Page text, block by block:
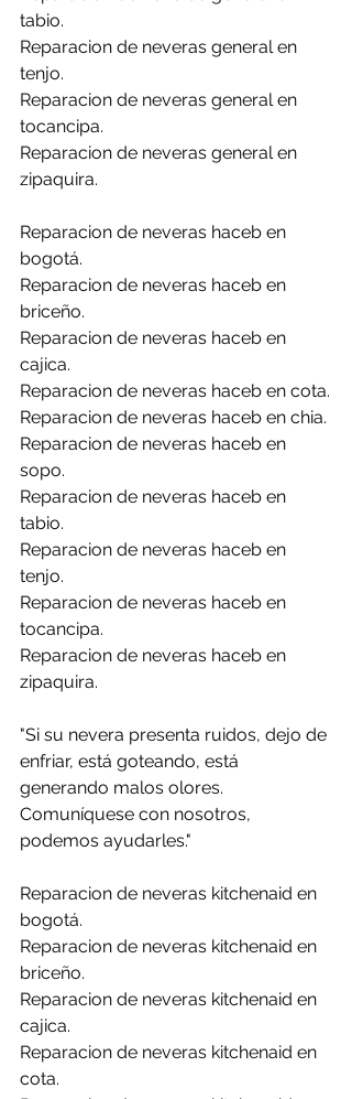
tabio.
Reparacion de neveras general en
tenjo.
Reparacion de neveras general en
tocancipa.
Reparacion de neveras general en
zipaquira.
Reparacion de neveras haceb en
bogotá.
Reparacion de neveras haceb en
briceño.
Reparacion de neveras haceb en
cajica.
Reparacion de neveras haceb en cota.
Reparacion de neveras haceb en chia.
Reparacion de neveras haceb en
sopo.
Reparacion de neveras haceb en
tabio.
Reparacion de neveras haceb en
tenjo.
Reparacion de neveras haceb en
tocancipa.
Reparacion de neveras haceb en
zipaquira.
"Si su nevera presenta ruidos, dejo de
enfriar, está goteando, está
generando malos olores.
Comuníquese con nosotros,
podemos ayudarles."
Reparacion de neveras kitchenaid en
bogotá.
Reparacion de neveras kitchenaid en
briceño.
Reparacion de neveras kitchenaid en
cajica.
Reparacion de neveras kitchenaid en
cota.